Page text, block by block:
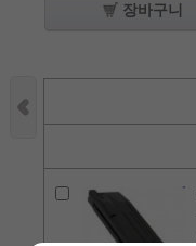
장바구니